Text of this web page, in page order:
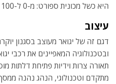
היא כשל מכונית ספורט: מ-0 ל-100 קמ"ש ב-4.8 שניות.
עיצוב
דגם זה של יגואר מעוצב בסגנון
ובטכנולוגיה המאפיינים את רכבי
תאורה צרות וידיות פתיחת דלתות
מתקדם וטכנולוגי, הנהג נהנה ממסך